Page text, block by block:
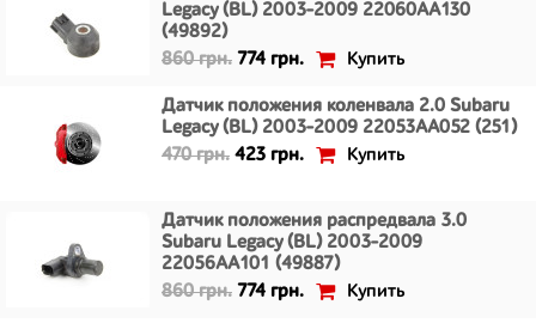
Legacy (BL) 2003-2009 22060AA130
(49892)
860 грн. 774 грн. Купить
Датчик положения коленвала 2.0 Subaru
Legacy (BL) 2003-2009 22053AA052 (251)
470 грн. 423 грн. Купить
Датчик положения распредвала 3.0
Subaru Legacy (BL) 2003-2009
22056AA101 (49887)
860 грн. 774 грн. Купить